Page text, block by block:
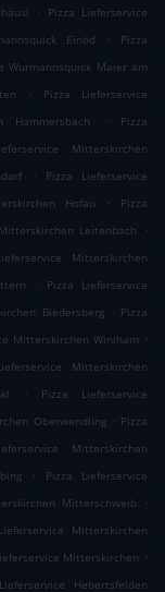
. Pizza Lieferservice
Einöd .
Pizza
Wurmannsquick Maier am
.
Pizza Lieferservice
Hammersbach .
Pizza
Mitterskirchen
.
Pizza Lieferservice
Hofau .
Pizza
Leitenbach
.
Mitterskirchen
.
Pizza Lieferservice
Biedersberg . Pizza
Mitterskirchen Winiham .
Mitterskirchen
.
Pizza Lieferservice
Oberwendling . Pizza
Mitterskirchen
.
Pizza Lieferservice
Mitterschweib
.
Mitterskirchen
Mitterskirchen .
Hebertsfelden